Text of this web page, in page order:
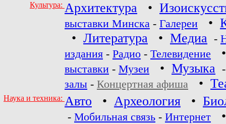
Культура: Архитектура •
выставки Минска - Галереи •
• Литература • Медиа -
издания - Радио - Телевидение
выставки - Музеи • Музыка
залы - Концертная афиша •
Наука и техника: Авто • Археология •
- Мобильная связь - Интернет